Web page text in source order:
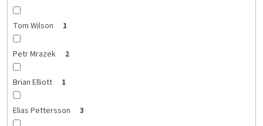
Tom Wilson 1
Petr Mrazek 2
Brian Elliott 1
Elias Pettersson 3